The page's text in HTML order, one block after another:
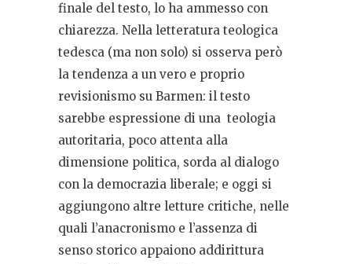
finale del testo, lo ha ammesso con
chiarezza. Nella letteratura teologica
tedesca (ma non solo) si osserva però
la tendenza a un vero e proprio
revisionismo su Barmen: il testo
sarebbe espressione di una teologia
autoritaria, poco attenta alla
dimensione politica, sorda al dialogo
con la democrazia liberale; e oggi si
aggiungono altre letture critiche, nelle
quali l’anacronismo e l’assenza di
senso storico appaiono addirittura